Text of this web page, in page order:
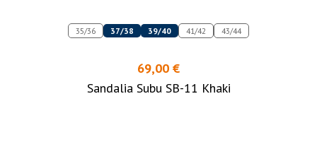
35/36 37/38 39/40 41/42 43/44
69,00 €
Sandalia Subu SB-11 Khaki